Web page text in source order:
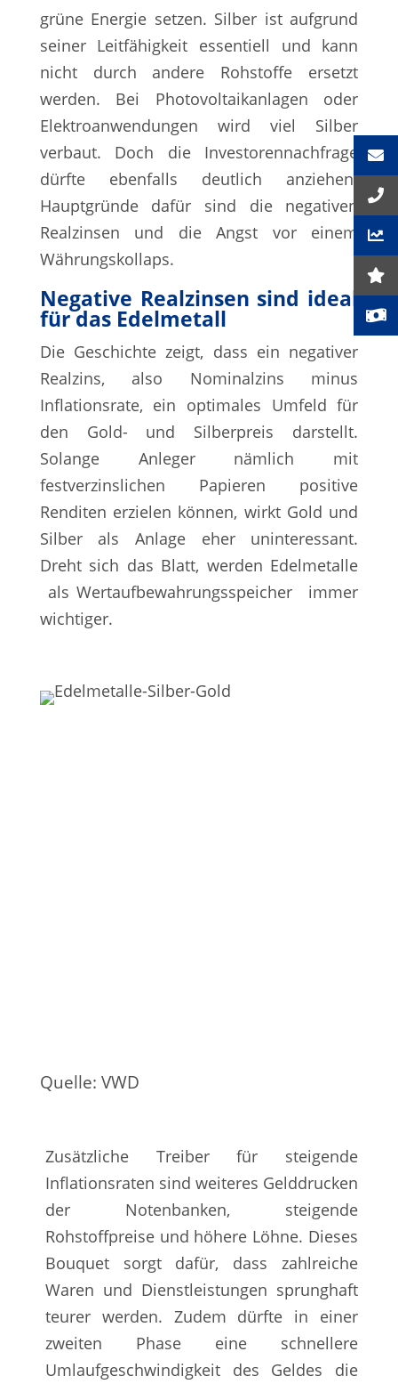
grüne Energie setzen. Silber ist aufgrund
seiner Leitfähigkeit essentiell und kann
nicht durch andere Rohstoffe ersetzt
werden. Bei Photovoltaikanlagen oder
Elektroanwendungen wird viel Silber
verbaut. Doch die Investorennachfrage
dürfte ebenfalls deutlich anziehen.
Hauptgründe dafür sind die negativen
Realzinsen und die Angst vor einem
Währungskollaps.
Negative Realzinsen sind ideal
für das Edelmetall
Die Geschichte zeigt, dass ein negativer
Realzins, also Nominalzins minus
Inflationsrate, ein optimales Umfeld für
den Gold- und Silberpreis darstellt.
Solange Anleger nämlich mit
festverzinslichen Papieren positive
Renditen erzielen können, wirkt Gold und
Silber als Anlage eher uninteressant.
Dreht sich das Blatt, werden Edelmetalle
als Wertaufbewahrungsspeicher immer
wichtiger.
Quelle: VWD
Zusätzliche Treiber für steigende
Inflationsraten sind weiteres Gelddrucken
der Notenbanken, steigende
Rohstoffpreise und höhere Löhne. Dieses
Bouquet sorgt dafür, dass zahlreiche
Waren und Dienstleistungen sprunghaft
teurer werden. Zudem dürfte in einer
zweiten Phase eine schnellere
Umlaufgeschwindigkeit des Geldes die